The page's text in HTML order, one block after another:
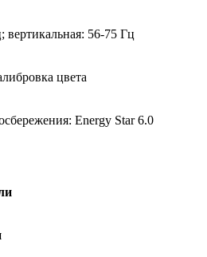
вертикальная: 56-75 Гц
цвета
Energy Star 6.0